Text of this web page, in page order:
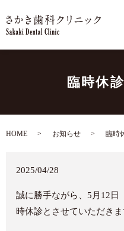
臨時休
HOME お知らせ 臨時
2025/04/28
誠に勝手ながら、5月12日
時休診とさせていただきま